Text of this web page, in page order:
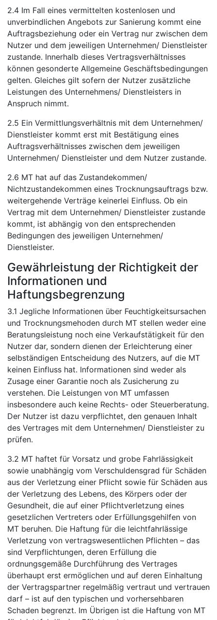
2.4 Im Fall eines vermittelten kostenlosen und
unverbindlichen Angebots zur Sanierung kommt eine
Auftragsbeziehung oder ein Vertrag nur zwischen dem
Nutzer und dem jeweiligen Unternehmen/ Dienstleister
zustande. Innerhalb dieses Vertragsverhältnisses
können gesonderte Allgemeine Geschäftsbedingungen
gelten. Gleiches gilt sofern der Nutzer zusätzliche
Leistungen des Unternehmens/ Dienstleisters in
Anspruch nimmt.
2.5 Ein Vermittlungsverhältnis mit dem Unternehmen/
Dienstleister kommt erst mit Bestätigung eines
Auftragsverhältnisses zwischen dem jeweiligen
Unternehmen/ Dienstleister und dem Nutzer zustande.
2.6 MT hat auf das Zustandekommen/
Nichtzustandekommen eines Trocknungsauftrags bzw.
weitergehende Verträge keinerlei Einfluss. Ob ein
Vertrag mit dem Unternehmen/ Dienstleister zustande
kommt, ist abhängig von den entsprechenden
Bedingungen des jeweiligen Unternehmen/
Dienstleister.
Gewährleistung der Richtigkeit der
Informationen und
Haftungsbegrenzung
3.1 Jegliche Informationen über Feuchtigkeitsursachen
und Trocknungsmehoden durch MT stellen weder eine
Beratungsleistung noch eine Verkaufstätigkeit für den
Nutzer dar, sondern dienen der Erleichterung einer
selbständigen Entscheidung des Nutzers, auf die MT
keinen Einfluss hat. Informationen sind weder als
Zusage einer Garantie noch als Zusicherung zu
verstehen. Die Leistungen von MT umfassen
insbesondere auch keine Rechts- oder Steuerberatung.
Der Nutzer ist dazu verpflichtet, den genauen Inhalt
des Vertrages mit dem Unternehmen/ Dienstleister zu
prüfen.
3.2 MT haftet für Vorsatz und grobe Fahrlässigkeit
sowie unabhängig vom Verschuldensgrad für Schäden
aus der Verletzung einer Pflicht sowie für Schäden aus
der Verletzung des Lebens, des Körpers oder der
Gesundheit, die auf einer Pflichtverletzung eines
gesetzlichen Vertreters oder Erfüllungsgehilfen von
MT beruhen. Die Haftung für die leichtfahrlässige
Verletzung von vertragswesentlichen Pflichten – das
sind Verpflichtungen, deren Erfüllung die
ordnungsgemäße Durchführung des Vertrages
überhaupt erst ermöglichen und auf deren Einhaltung
der Vertragspartner regelmäßig vertraut und vertrauen
darf – ist auf den typischen und vorhersehbaren
Schaden begrenzt. Im Übrigen ist die Haftung von MT